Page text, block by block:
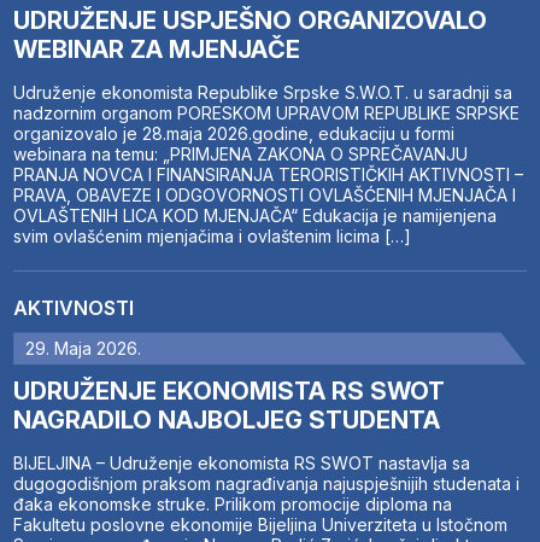
UDRUŽENJE USPJEŠNO ORGANIZOVALO
WEBINAR ZA MJENJAČE
Udruženje ekonomista Republike Srpske S.W.O.T. u saradnji sa
nadzornim organom PORESKOM UPRAVOM REPUBLIKE SRPSKE
organizovalo je 28.maja 2026.godine, edukaciju u formi
webinara na temu: „PRIMJENA ZAKONA O SPREČAVANJU
PRANJA NOVCA I FINANSIRANJA TERORISTIČKIH AKTIVNOSTI –
PRAVA, OBAVEZE I ODGOVORNOSTI OVLAŠĆENIH MJENJAČA I
OVLAŠTENIH LICA KOD MJENJAČA“ Edukacija je namijenjena
svim ovlašćenim mjenjačima i ovlaštenim licima […]
AKTIVNOSTI
29. Maja 2026.
UDRUŽENJE EKONOMISTA RS SWOT
NAGRADILO NAJBOLJEG STUDENTA
BIJELJINA – Udruženje ekonomista RS SWOT nastavlja sa
dugogodišnjom praksom nagrađivanja najuspješnijih studenata i
đaka ekonomske struke. Prilikom promocije diploma na
Fakultetu poslovne ekonomije Bijeljina Univerziteta u Istočnom